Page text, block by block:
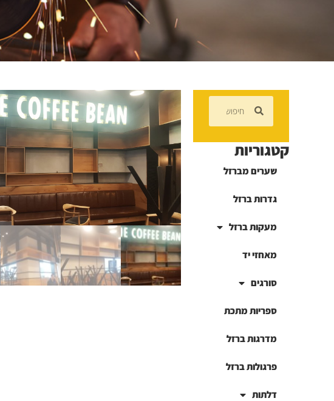
קטגוריות
שערים מברזל
גדרות ברזל
מעקות ברזל
מאחזי יד
סורגים
ספריות מתכת
מדרגות ברזל
פרגולות ברזל
דלתות